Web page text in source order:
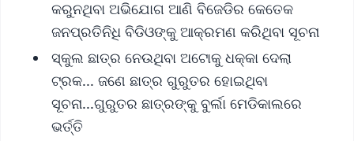
କରୁନଥିବା ଅଭିଯୋଗ ଆଣି ବିଜେଡିର କେତେକ
ଜନପ୍ରତିନିଧି ବିଡିଓଙ୍କୁ ଆକ୍ରମଣ କରିଥିବା ସୂଚନା
ସ୍କୁଲ ଛାତ୍ର ନେଉଥିବା ଅଟୋକୁ ଧକ୍କା ଦେଲା
ଟ୍ରକ... ଜଣେ ଛାତ୍ର ଗୁରୁତର ହୋଇଥିବା
ସୂଚନା...ଗୁରୁତର ଛାତ୍ରଙ୍କୁ ବୁର୍ଲା ମେଡିକାଲରେ
ଭର୍ତ୍ତି